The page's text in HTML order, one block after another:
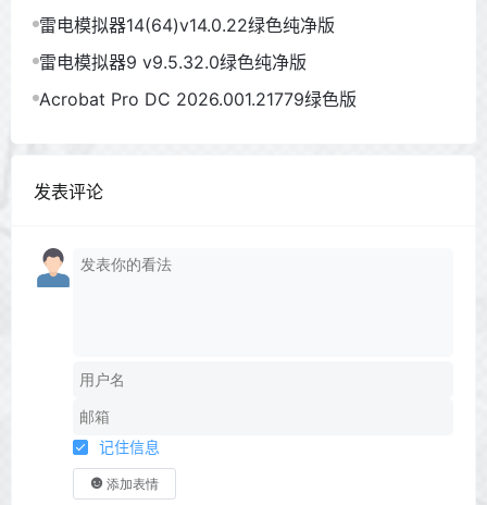
雷电模拟器14(64)v14.0.22绿色纯净版
雷电模拟器9 v9.5.32.0绿色纯净版
Acrobat Pro DC 2026.001.21779绿色版
发表评论
记住信息
添加表情